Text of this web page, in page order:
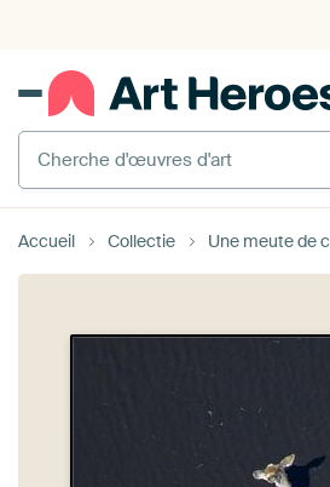
Cherche d'œuvres d'art
Accueil Collectie Une meute de cerfs